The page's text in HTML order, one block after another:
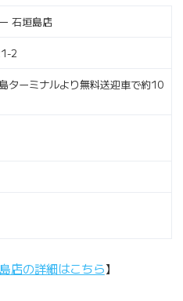
石垣島店
2
ターミナルより無料送迎車で約10
店の詳細はこちら】